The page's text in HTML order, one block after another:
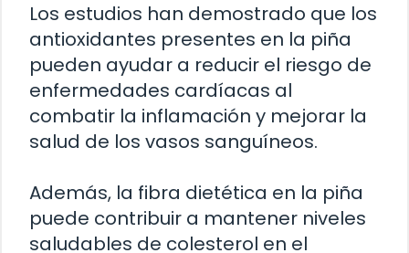
Los estudios han demostrado que los
antioxidantes presentes en la piña
pueden ayudar a reducir el riesgo de
enfermedades cardíacas al
combatir la inflamación y mejorar la
salud de los vasos sanguíneos.
Además, la fibra dietética en la piña
puede contribuir a mantener niveles
saludables de colesterol en el